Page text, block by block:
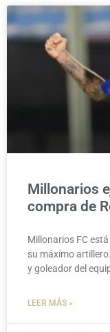
Millonarios
compra de
Millonarios FC
su máximo
y goleador del
LEER MÁS »